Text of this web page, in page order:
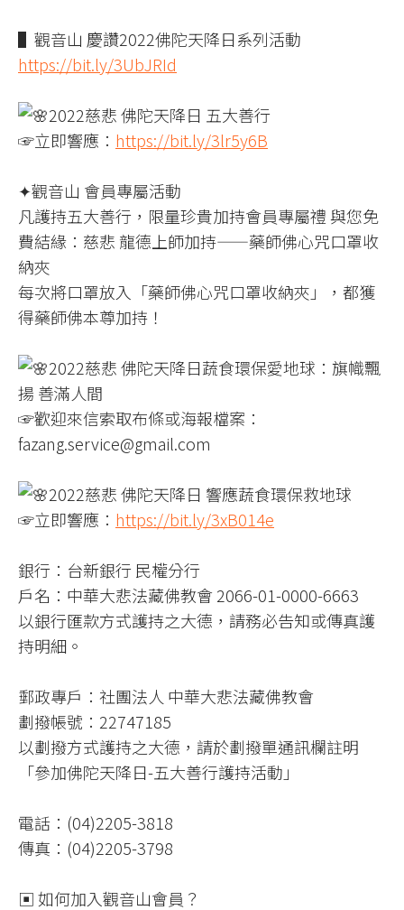
▌觀音山 慶讚2022佛陀天降日系列活動
https://bit.ly/3UbJRId
2022慈悲 佛陀天降日 五大善行
☞立即響應： https://bit.ly/3lr5y6B
✦觀音山 會員專屬活動
凡護持五大善行，限量珍貴加持會員專屬禮 與您免
費結緣：慈悲 龍德上師加持——藥師佛心咒口罩收
納夾
每次將口罩放入「藥師佛心咒口罩收納夾」，都獲
得藥師佛本尊加持！
2022慈悲 佛陀天降日蔬食環保愛地球：旗幟飄
揚 善滿人間
☞歡迎來信索取布條或海報檔案：
fazang.service@gmail.com
2022慈悲 佛陀天降日 響應蔬食環保救地球
☞立即響應： https://bit.ly/3xB014e
銀行：台新銀行 民權分行
戶名：中華大悲法藏佛教會 2066-01-0000-6663
以銀行匯款方式護持之大德，請務必告知或傳真護
持明細。
郵政專戶：社團法人 中華大悲法藏佛教會
劃撥帳號：22747185
以劃撥方式護持之大德，請於劃撥單通訊欄註明
「參加佛陀天降日-五大善行護持活動」
電話：(04)2205-3818
傳真：(04)2205-3798
▣ 如何加入觀音山會員？